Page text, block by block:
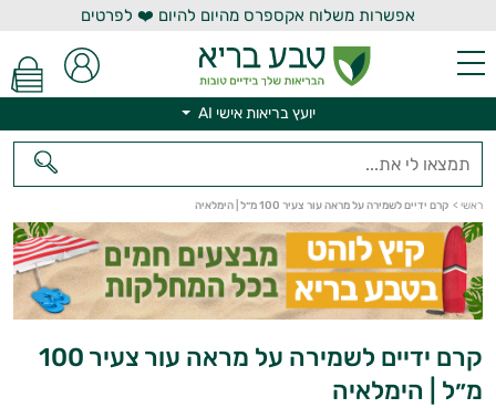
אפשרות משלוח אקספרס מהיום להיום ❤️ לפרטים
יועץ בריאות אישי AI
ראשי > קרם ידיים לשמירה על מראה עור צעיר 100 מ״ל | הימלאיה
קרם ידיים לשמירה על מראה עור צעיר 100
מ״ל | הימלאיה